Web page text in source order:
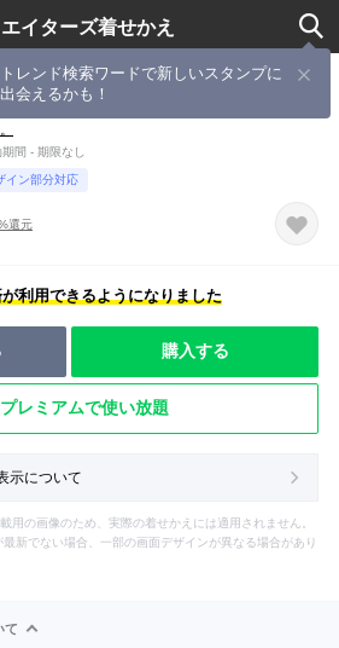
イターズ着せかえ
トレンド検索ワードで新しいスタンプに
出会えるかも！
間 - 期限なし
イン部分対応
還元
利用できるようになりました
購入する
レミアムで使い放題
示について
用の画像のため、実際の着せかえには適用されません。
新でない場合、一部の画面デザインが異なる場合があり
て